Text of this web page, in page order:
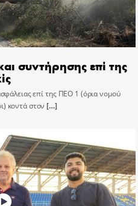
συντήρησης επί της
επί της ΠΕΟ 1 (όρια νομού
κοντά στον […]